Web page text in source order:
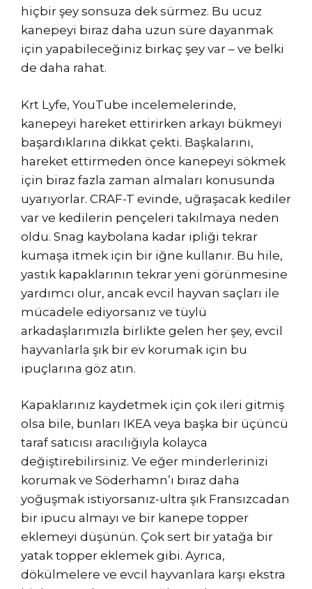
hiçbir şey sonsuza dek sürmez. Bu ucuz
kanepeyi biraz daha uzun süre dayanmak
için yapabileceğiniz birkaç şey var – ve belki
de daha rahat.
Krt Lyfe, YouTube incelemelerinde,
kanepeyi hareket ettirirken arkayı bükmeyi
başardıklarına dikkat çekti. Başkalarını,
hareket ettirmeden önce kanepeyi sökmek
için biraz fazla zaman almaları konusunda
uyarıyorlar. CRAF-T evinde, uğraşacak kediler
var ve kedilerin pençeleri takılmaya neden
oldu. Snag kaybolana kadar ipliği tekrar
kumaşa itmek için bir iğne kullanır. Bu hile,
yastık kapaklarının tekrar yeni görünmesine
yardımcı olur, ancak evcil hayvan saçları ile
mücadele ediyorsanız ve tüylü
arkadaşlarımızla birlikte gelen her şey, evcil
hayvanlarla şık bir ev korumak için bu
ipuçlarına göz atın.
Kapaklarınız kaydetmek için çok ileri gitmiş
olsa bile, bunları IKEA veya başka bir üçüncü
taraf satıcısı aracılığıyla kolayca
değiştirebilirsiniz. Ve eğer minderlerinizi
korumak ve Söderhamn’ı biraz daha
yoğuşmak istiyorsanız-ultra şık Fransızcadan
bir ipucu almayı ve bir kanepe topper
eklemeyi düşünün. Çok sert bir yatağa bir
yatak topper eklemek gibi. Ayrıca,
dökülmelere ve evcil hayvanlara karşı ekstra